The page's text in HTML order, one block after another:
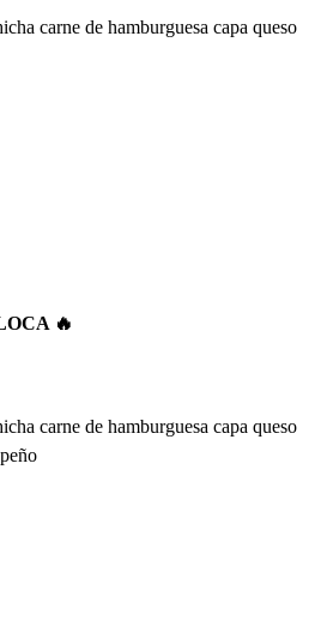
carne de hamburguesa capa queso
🔥
carne de hamburguesa capa queso